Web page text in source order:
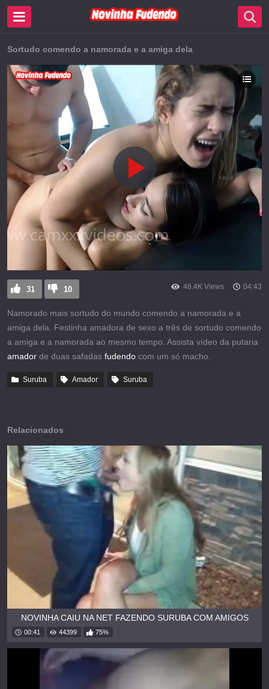
Sortudo comendo a namorada e a amiga dela
31 10 48.4K Views 04:43
Namorado mais sortudo do mundo comendo a namorada e a
amiga dela. Festinha amadora de sexo a três de sortudo comendo
a amiga e a namorada ao mesmo tempo. Assista vídeo da putaria
amador de duas safadas fudendo com um só macho.
Suruba Amador Suruba
Relacionados
NOVINHA CAIU NA NET FAZENDO SURUBA COM AMIGOS
00:41 44399 75%